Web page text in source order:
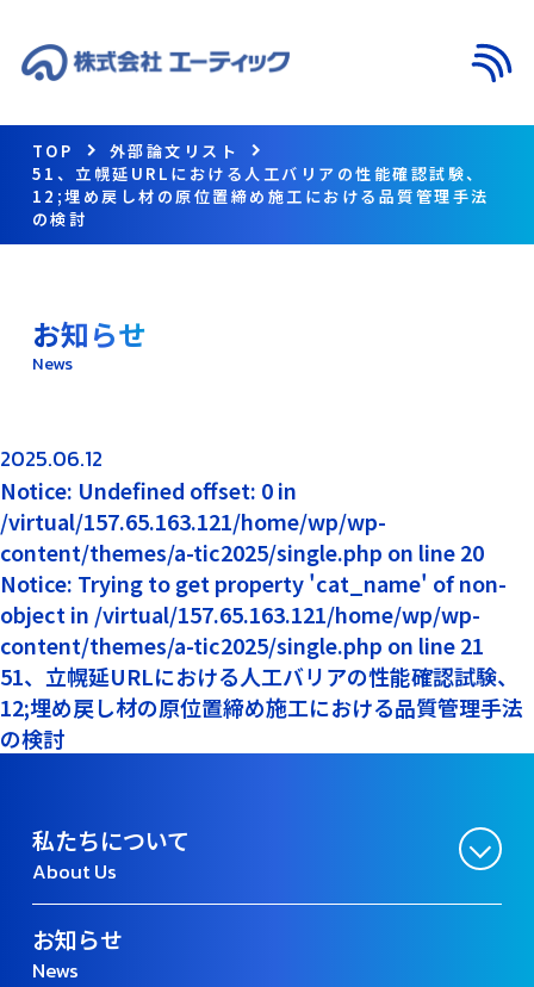
TOP
外部論文リスト
51、立幌延URLにおける人工バリアの性能確認試験、
12;埋め戻し材の原位置締め施工における品質管理手法
の検討
お知らせ
News
2025.06.12
Notice: Undefined offset: 0 in
/virtual/157.65.163.121/home/wp/wp-
content/themes/a-tic2025/single.php on line 20
Notice: Trying to get property 'cat_name' of non-
object in /virtual/157.65.163.121/home/wp/wp-
content/themes/a-tic2025/single.php on line 21
51、立幌延URLにおける人工バリアの性能確認試験、
12;埋め戻し材の原位置締め施工における品質管理手法
の検討
私たちについて
About Us
お知らせ
News